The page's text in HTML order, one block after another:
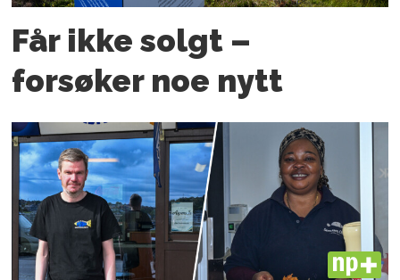
Får ikke solgt –
forsøker noe nytt
PLUS